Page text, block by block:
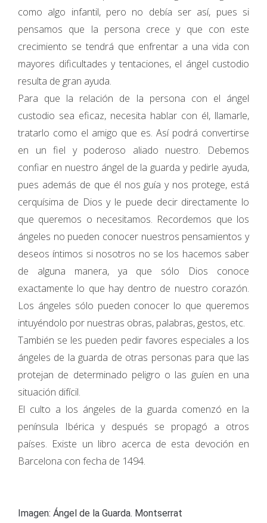
como algo infantil, pero no debía ser así, pues si
pensamos que la persona crece y que con este
crecimiento se tendrá que enfrentar a una vida con
mayores dificultades y tentaciones, el ángel custodio
resulta de gran ayuda.
Para que la relación de la persona con el ángel
custodio sea eficaz, necesita hablar con él, llamarle,
tratarlo como el amigo que es. Así podrá convertirse
en un fiel y poderoso aliado nuestro. Debemos
confiar en nuestro ángel de la guarda y pedirle ayuda,
pues además de que él nos guía y nos protege, está
cerquísima de Dios y le puede decir directamente lo
que queremos o necesitamos. Recordemos que los
ángeles no pueden conocer nuestros pensamientos y
deseos íntimos si nosotros no se los hacemos saber
de alguna manera, ya que sólo Dios conoce
exactamente lo que hay dentro de nuestro corazón.
Los ángeles sólo pueden conocer lo que queremos
intuyéndolo por nuestras obras, palabras, gestos, etc.
También se les pueden pedir favores especiales a los
ángeles de la guarda de otras personas para que las
protejan de determinado peligro o las guíen en una
situación difícil.
El culto a los ángeles de la guarda comenzó en la
península Ibérica y después se propagó a otros
países. Existe un libro acerca de esta devoción en
Barcelona con fecha de 1494.
Imagen: Ángel de la Guarda. Montserrat